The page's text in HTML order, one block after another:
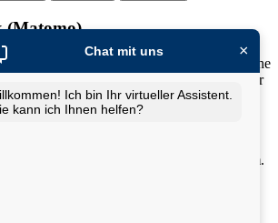
(Matomo)
, eine datenschutzfreundliche
Software, um anonymisierte Statistiken über
zu erhalten.
Geräteklassen und allgemeine
– ausschliesslich in
anonymisierter Form.
Chat mit uns ×
Ich bin Ihr virtueller Assistent.
kann ich Ihnen helfen?